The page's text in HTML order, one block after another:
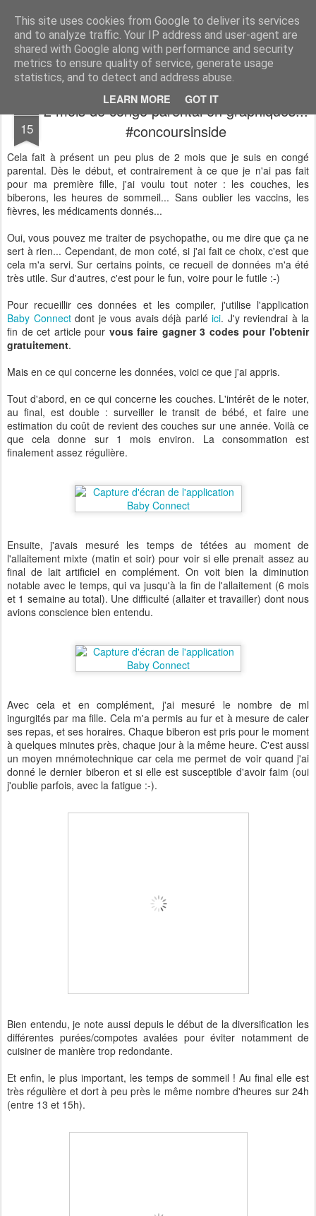
This site uses cookies from Google to deliver its services
and to analyze traffic. Your IP address and user-agent are
shared with Google along with performance and security
metrics to ensure quality of service, generate usage
statistics, and to detect and address abuse.
LEARN MORE GOT IT
Desperate Houseman : les pérégrinations d'un papa, mais pas que !
15
2 mois de congé parental en graphiques...
#concoursinside
Cela fait à présent un peu plus de 2 mois que je suis en congé
parental. Dès le début, et contrairement à ce que je n'ai pas fait
pour ma première fille, j'ai voulu tout noter : les couches, les
biberons, les heures de sommeil... Sans oublier les vaccins, les
fièvres, les médicaments donnés...
Oui, vous pouvez me traiter de psychopathe, ou me dire que ça ne
sert à rien... Cependant, de mon coté, si j'ai fait ce choix, c'est que
cela m'a servi. Sur certains points, ce recueil de données m'a été
très utile. Sur d'autres, c'est pour le fun, voire pour le futile :-)
Pour recueillir ces données et les compiler, j'utilise l'application
Baby Connectdont je vous avais déjà parlé ici. J'y reviendrai à la
fin de cet article pour vous faire gagner 3 codes pour l'obtenir
gratuitement.
Mais en ce qui concerne les données, voici ce que j'ai appris.
Tout d'abord, en ce qui concerne les couches. L'intérêt de le noter,
au final, est double : surveiller le transit de bébé, et faire une
estimation du coût de revient des couches sur une année. Voilà ce
que cela donne sur 1 mois environ. La consommation est
finalement assez régulière.
Ensuite, j'avais mesuré les temps de tétées au moment de
l'allaitement mixte (matin et soir) pour voir si elle prenait assez au
final de lait artificiel en complément. On voit bien la diminution
notable avec le temps, qui va jusqu'à la fin de l'allaitement (6 mois
et 1 semaine au total). Une difficulté (allaiter et travailler) dont nous
avions conscience bien entendu.
Avec cela et en complément, j'ai mesuré le nombre de ml
ingurgités par ma fille. Cela m'a permis au fur et à mesure de caler
ses repas, et ses horaires. Chaque biberon est pris pour le moment
à quelques minutes près, chaque jour à la même heure. C'est aussi
un moyen mnémotechnique car cela me permet de voir quand j'ai
donné le dernier biberon et si elle est susceptible d'avoir faim (oui
j'oublie parfois, avec la fatigue :-).
Bien entendu, je note aussi depuis le début de la diversification les
différentes purées/compotes avalées pour éviter notamment de
cuisiner de manière trop redondante.
Et enfin, le plus important, les temps de sommeil ! Au final elle est
très régulière et dort à peu près le même nombre d'heures sur 24h
(entre 13 et 15h).